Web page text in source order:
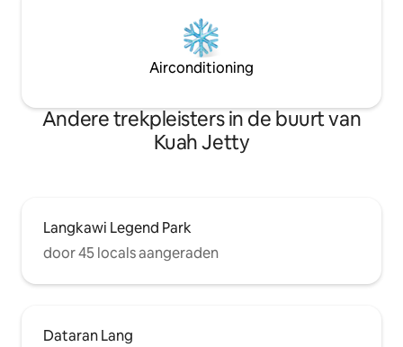
Airconditioning
Andere trekpleisters in de buurt van
Kuah Jetty
Langkawi Legend Park
door 45 locals aangeraden
Dataran Lang